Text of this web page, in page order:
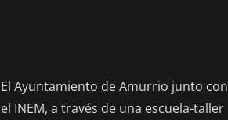
El Ayuntamiento de Amurrio junto con
el INEM, a través de una escuela-taller